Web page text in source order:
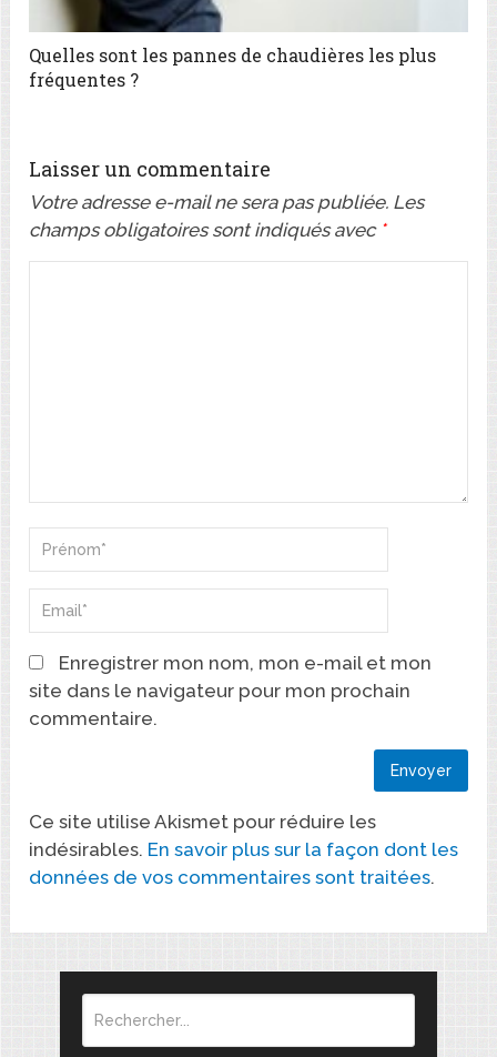
Quelles sont les pannes de chaudières les plus
fréquentes ?
Laisser un commentaire
Votre adresse e-mail ne sera pas publiée. Les
champs obligatoires sont indiqués avec *
Enregistrer mon nom, mon e-mail et mon
site dans le navigateur pour mon prochain
commentaire.
Ce site utilise Akismet pour réduire les
indésirables. En savoir plus sur la façon dont les
données de vos commentaires sont traitées.